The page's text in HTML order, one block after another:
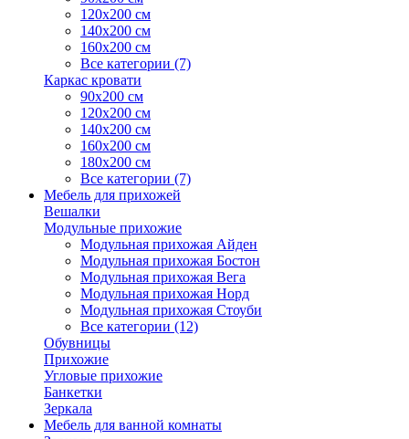
120х200 см
140х200 см
160х200 см
Все категории (7)
Каркас кровати
90х200 см
120х200 см
140х200 см
160х200 см
180х200 см
Все категории (7)
Мебель для прихожей
Вешалки
Модульные прихожие
Модульная прихожая Айден
Модульная прихожая Бостон
Модульная прихожая Вега
Модульная прихожая Норд
Модульная прихожая Стоуби
Все категории (12)
Обувницы
Прихожие
Угловые прихожие
Банкетки
Зеркала
Мебель для ванной комнаты